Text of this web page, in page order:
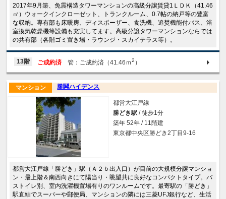
2017年9月築、免震構造タワーマンションの高級分譲賃貸1ＬＤＫ（41.46
㎡）ウォークインクローゼット、トランクルーム、0.7帖の納戸等の豊富
な収納。専有部も床暖房、ディスポーザー、食洗機、追焚機能付バス、浴
室換気乾燥機等設備も充実してます。高級分譲タワーマンションならでは
の共有部（各階ゴミ置き場・ラウンジ・スカイテラス等）。
13階 ご成約済 管：ご成約済（41.46ｍ2 ）
勝鬨ハイデンス
マンション
都営大江戸線
勝どき駅 / 徒歩1分
築年 52年 / 11階建
東京都中央区勝どき2丁目9-16
都営大江戸線「勝どき」駅（Ａ２ｂ出入口）が目前の大規模分譲マンショ
ン・最上階＆南西向きにて陽当り・眺望共に良好なコンパクトタイプ。バ
ストイレ別、室内洗濯機置場有りのワンルームです。最寄駅の「勝どき」
駅直結でスーパーや郵便局、マンションの隣には三菱UFJ銀行など、生活